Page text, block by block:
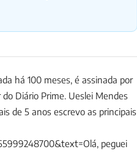
há 100 meses, é assinada por
do Diário Prime. Ueslei Mendes
de 5 anos escrevo as principais
peguei